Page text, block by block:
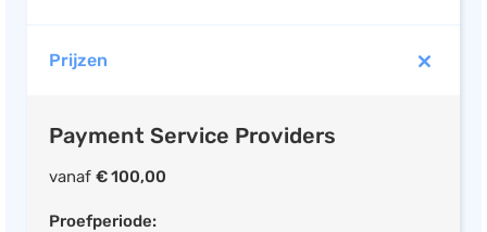
Prijzen
Payment Service Providers
vanaf € 100,00
Proefperiode: